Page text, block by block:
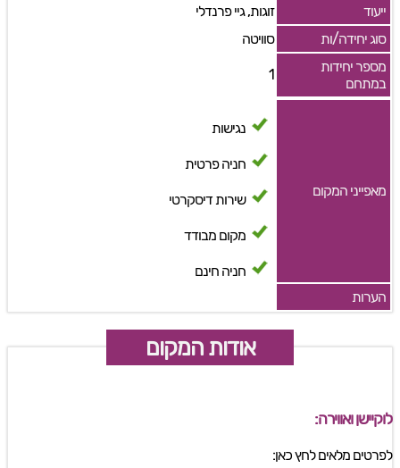
ייעוד
זוגות, גיי פרנדלי
סוג יחידה/ות
סוויטה
מספר יחידות
במתחם
1
מאפייני המקום
נגישות
חניה פרטית
שירות דיסקרטי
מקום מבודד
חניה חינם
הערות
אודות המקום
לוקיישן ואווירה:
לפרטים מלאים לחץ כאן: